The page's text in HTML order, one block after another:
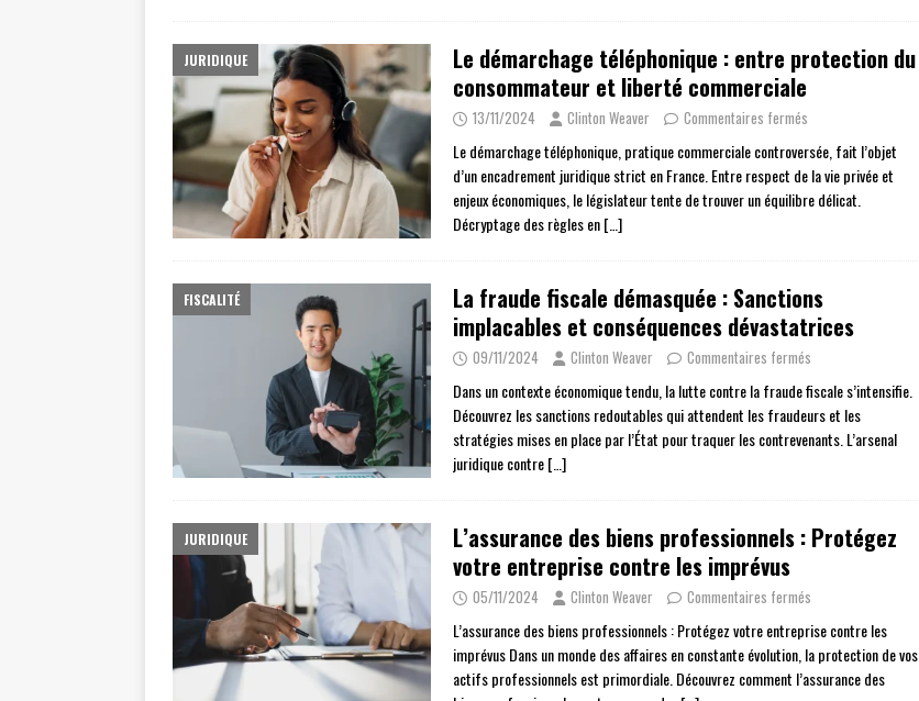
JURIDIQUE
Le démarchage téléphonique : entre protection du
consommateur et liberté commerciale
13/11/2024 Clinton Weaver Commentaires fermés
Le démarchage téléphonique, pratique commerciale controversée, fait l’objet
d’un encadrement juridique strict en France. Entre respect de la vie privée et
enjeux économiques, le législateur tente de trouver un équilibre délicat.
Décryptage des règles en[…]
FISCALITÉ
La fraude fiscale démasquée : Sanctions
implacables et conséquences dévastatrices
09/11/2024 Clinton Weaver Commentaires fermés
Dans un contexte économique tendu, la lutte contre la fraude fiscale s’intensifie.
Découvrez les sanctions redoutables qui attendent les fraudeurs et les
stratégies mises en place par l’État pour traquer les contrevenants. L’arsenal
juridique contre[…]
JURIDIQUE
L’assurance des biens professionnels : Protégez
votre entreprise contre les imprévus
05/11/2024 Clinton Weaver Commentaires fermés
L’assurance des biens professionnels : Protégez votre entreprise contre les
imprévus Dans un monde des affaires en constante évolution, la protection de vos
actifs professionnels est primordiale. Découvrez comment l’assurance des